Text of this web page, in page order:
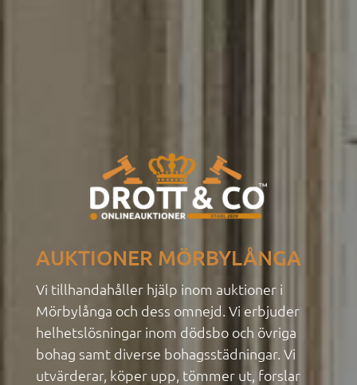
AUKTIONER MÖRBYLÅNGA
Vi tillhandahåller hjälp inom auktioner i
Mörbylånga och dess omnejd. Vi erbjuder
helhetslösningar inom dödsbo och övriga
bohag samt diverse bohagsstädningar. Vi
utvärderar, köper upp, tömmer ut, forslar